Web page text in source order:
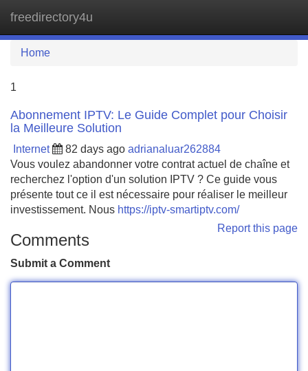
freedirectory4u
Home
1
Abonnement IPTV: Le Guide Complet pour Choisir
la Meilleure Solution
Internet 82 days ago adrianaluar262884
Vous voulez abandonner votre contrat actuel de chaîne et
recherchez l'option d'un solution IPTV ? Ce guide vous
présente tout ce il est nécessaire pour réaliser le meilleur
investissement. Nous https://iptv-smartiptv.com/
Report this page
Comments
Submit a Comment